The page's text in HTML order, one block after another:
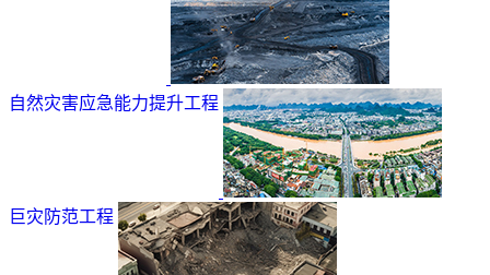
自然灾害应急能力提升工程
巨灾防范工程